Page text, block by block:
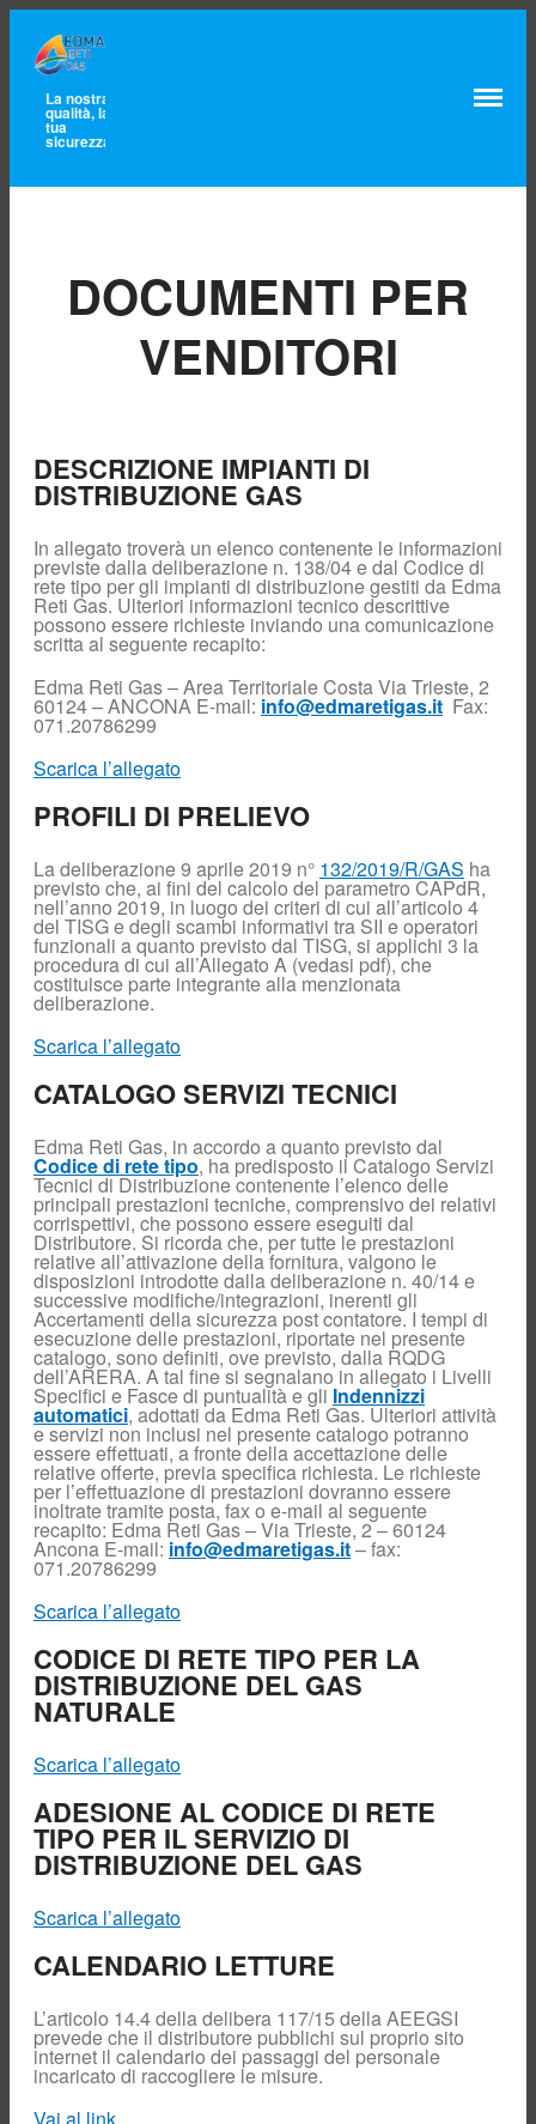
Ambiente e
Sicurezza
Governance e
cariche
Comunicazioni
Gas
Reclami e
richieste di
informazioni
Contatori
Preventivo
Bonus Sociali
Biometano
Venditori
Ricerca
programmata
Monitoraggio
pressione
Info varie
conversione
volumi
TARIFFE
DISTRIBUZIONE
E MISURA DEL
GAS NATURALE
Scambio
informazioni
Application-to-
application
Documenti per
venditori
Call Center
Commerciale
Installatori
Impianti di utenza
nuovi
Impianti
trasformati/modificati
Società Trasparente
Comunicazioni
Reclami e richieste di
informazioni
La nostra
qualità, la
tua
sicurezza
DOCUMENTI PER
VENDITORI
DESCRIZIONE IMPIANTI DI
DISTRIBUZIONE GAS
In allegato troverà un elenco contenente le informazioni
previste dalla deliberazione n. 138/04 e dal Codice di
rete tipo per gli impianti di distribuzione gestiti da Edma
Reti Gas. Ulteriori informazioni tecnico descrittive
possono essere richieste inviando una comunicazione
scritta al seguente recapito:
Edma Reti Gas – Area Territoriale Costa Via Trieste, 2
60124 – ANCONA E-mail: info@edmaretigas.it Fax:
071.20786299
Scarica l’allegato
PROFILI DI PRELIEVO
La deliberazione 9 aprile 2019 n° 132/2019/R/GAS ha
previsto che, ai fini del calcolo del parametro CAPdR,
nell’anno 2019, in luogo dei criteri di cui all’articolo 4
del TISG e degli scambi informativi tra SII e operatori
funzionali a quanto previsto dal TISG, si applichi 3 la
procedura di cui all’Allegato A (vedasi pdf), che
costituisce parte integrante alla menzionata
deliberazione.
Scarica l’allegato
CATALOGO SERVIZI TECNICI
Edma Reti Gas, in accordo a quanto previsto dal
Codice di rete tipo, ha predisposto il Catalogo Servizi
Tecnici di Distribuzione contenente l’elenco delle
principali prestazioni tecniche, comprensivo dei relativi
corrispettivi, che possono essere eseguiti dal
Distributore. Si ricorda che, per tutte le prestazioni
relative all’attivazione della fornitura, valgono le
disposizioni introdotte dalla deliberazione n. 40/14 e
successive modifiche/integrazioni, inerenti gli
Accertamenti della sicurezza post contatore. I tempi di
esecuzione delle prestazioni, riportate nel presente
catalogo, sono definiti, ove previsto, dalla RQDG
dell’ARERA. A tal fine si segnalano in allegato i Livelli
Specifici e Fasce di puntualità e gli Indennizzi
automatici, adottati da Edma Reti Gas. Ulteriori attività
e servizi non inclusi nel presente catalogo potranno
essere effettuati, a fronte della accettazione delle
relative offerte, previa specifica richiesta. Le richieste
per l’effettuazione di prestazioni dovranno essere
inoltrate tramite posta, fax o e-mail al seguente
recapito: Edma Reti Gas – Via Trieste, 2 – 60124
Ancona E-mail: info@edmaretigas.it– fax:
071.20786299
Scarica l’allegato
CODICE DI RETE TIPO PER LA
DISTRIBUZIONE DEL GAS
NATURALE
Scarica l’allegato
ADESIONE AL CODICE DI RETE
TIPO PER IL SERVIZIO DI
DISTRIBUZIONE DEL GAS
Scarica l’allegato
CALENDARIO LETTURE
L’articolo 14.4 della delibera 117/15 della AEEGSI
prevede che il distributore pubblichi sul proprio sito
internet il calendario dei passaggi del personale
incaricato di raccogliere le misure.
Vai al link